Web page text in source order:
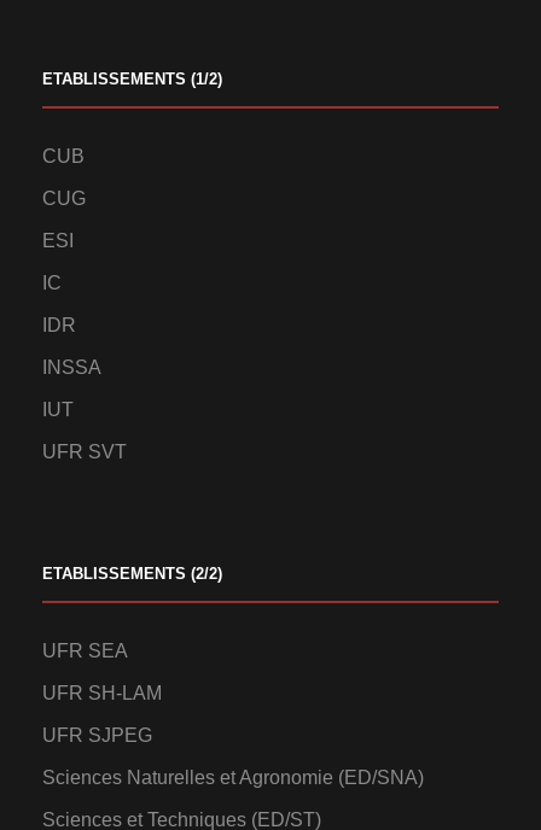
ETABLISSEMENTS (1/2)
CUB
CUG
ESI
IC
IDR
INSSA
IUT
UFR SVT
ETABLISSEMENTS (2/2)
UFR SEA
UFR SH-LAM
UFR SJPEG
Sciences Naturelles et Agronomie (ED/SNA)
Sciences et Techniques (ED/ST)